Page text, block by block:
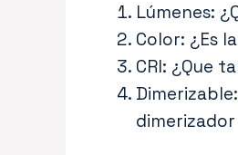
Lúmenes:
Color: ¿Es
CRI: ¿Que